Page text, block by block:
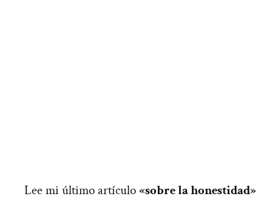
Lee mi último artículo«sobre la honestidad»